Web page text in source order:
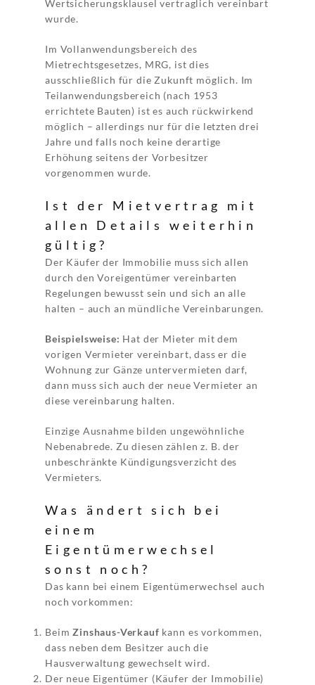
Wertsicherungsklausel vertraglich vereinbart
wurde.
Im Vollanwendungsbereich des
Mietrechtsgesetzes, MRG, ist dies
ausschließlich für die Zukunft möglich. Im
Teilanwendungsbereich (nach 1953
errichtete Bauten) ist es auch rückwirkend
möglich – allerdings nur für die letzten drei
Jahre und falls noch keine derartige
Erhöhung seitens der Vorbesitzer
vorgenommen wurde.
Ist der Mietvertrag mit
allen Details weiterhin
gültig?
Der Käufer der Immobilie muss sich allen
durch den Voreigentümer vereinbarten
Regelungen bewusst sein und sich an alle
halten – auch an mündliche Vereinbarungen.
Beispielsweise: Hat der Mieter mit dem
vorigen Vermieter vereinbart, dass er die
Wohnung zur Gänze untervermieten darf,
dann muss sich auch der neue Vermieter an
diese vereinbarung halten.
Einzige Ausnahme bilden ungewöhnliche
Nebenabrede. Zu diesen zählen z. B. der
unbeschränkte Kündigungsverzicht des
Vermieters.
Was ändert sich bei
einem
Eigentümerwechsel
sonst noch?
Das kann bei einem Eigentümerwechsel auch
noch vorkommen:
BeimZinshaus-Verkauf kann es vorkommen,
dass neben dem Besitzer auch die
Hausverwaltung gewechselt wird.
Der neue Eigentümer (Käufer der Immobilie)